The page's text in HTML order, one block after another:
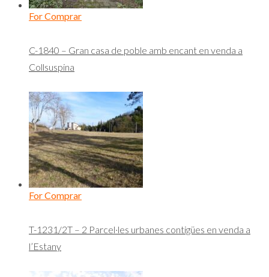
For Comprar
C-1840 – Gran casa de poble amb encant en venda a
Collsuspina
For Comprar
T-1231/2T – 2 Parcel·les urbanes contigües en venda a
l’Estany